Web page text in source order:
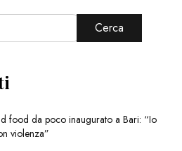
Cerca
food da poco inaugurato a Bari: “Io
violenza”